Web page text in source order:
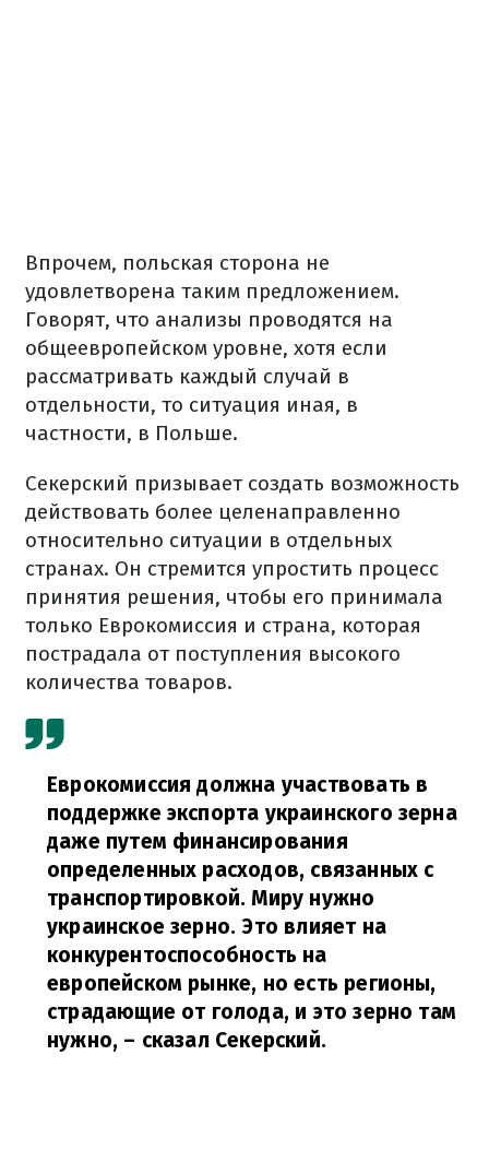
Впрочем, польская сторона не
удовлетворена таким предложением.
Говорят, что анализы проводятся на
общеевропейском уровне, хотя если
рассматривать каждый случай в
отдельности, то ситуация иная, в
частности, в Польше.
Секерский призывает создать возможность
действовать более целенаправленно
относительно ситуации в отдельных
странах. Он стремится упростить процесс
принятия решения, чтобы его принимала
только Еврокомиссия и страна, которая
пострадала от поступления высокого
количества товаров.
Еврокомиссия должна участвовать в
поддержке экспорта украинского зерна
даже путем финансирования
определенных расходов, связанных с
транспортировкой. Миру нужно
украинское зерно. Это влияет на
конкурентоспособность на
европейском рынке, но есть регионы,
страдающие от голода, и это зерно там
нужно, – сказал Секерский.